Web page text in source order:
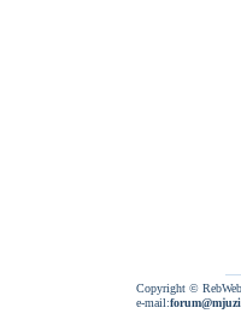
Copyright ©
e-mail: